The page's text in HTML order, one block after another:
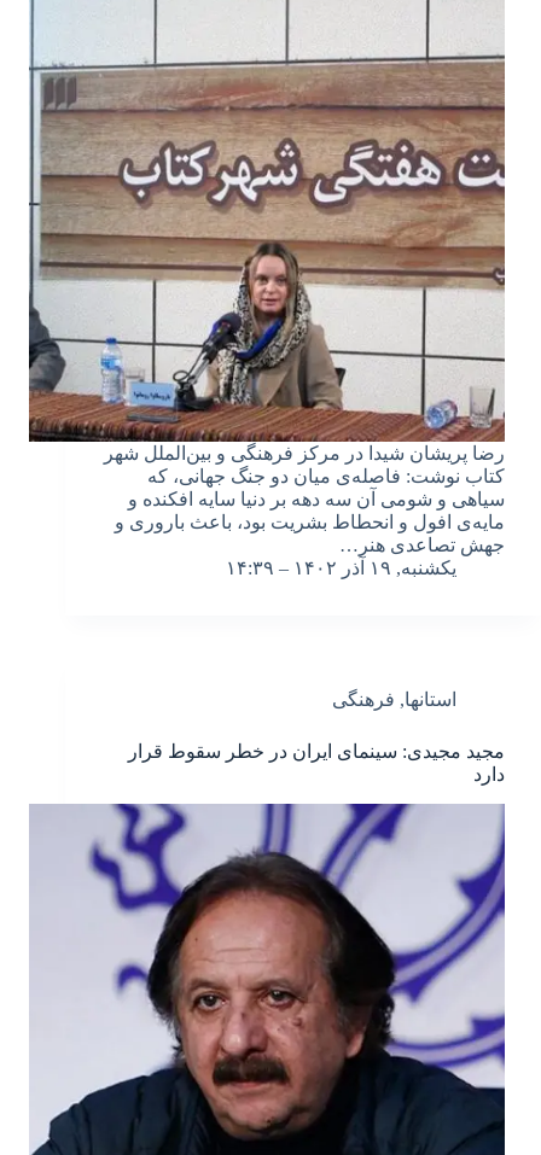
رضا پریشان شیدا در مرکز فرهنگی و بین‌الملل شهر
کتاب نوشت: فاصله‌ی میان دو جنگ جهانی، که
سیاهی و شومی آن سه دهه بر دنیا سایه افکنده و
مایه‌ی افول و انحطاط بشریت بود، باعث باروری و
جهش تصاعدی هنر…
یکشنبه, ۱۹ آذر ۱۴۰۲ – ۱۴:۳۹
استانها, فرهنگی
مجید مجیدی: سینمای ایران در خطر سقوط قرار
دارد